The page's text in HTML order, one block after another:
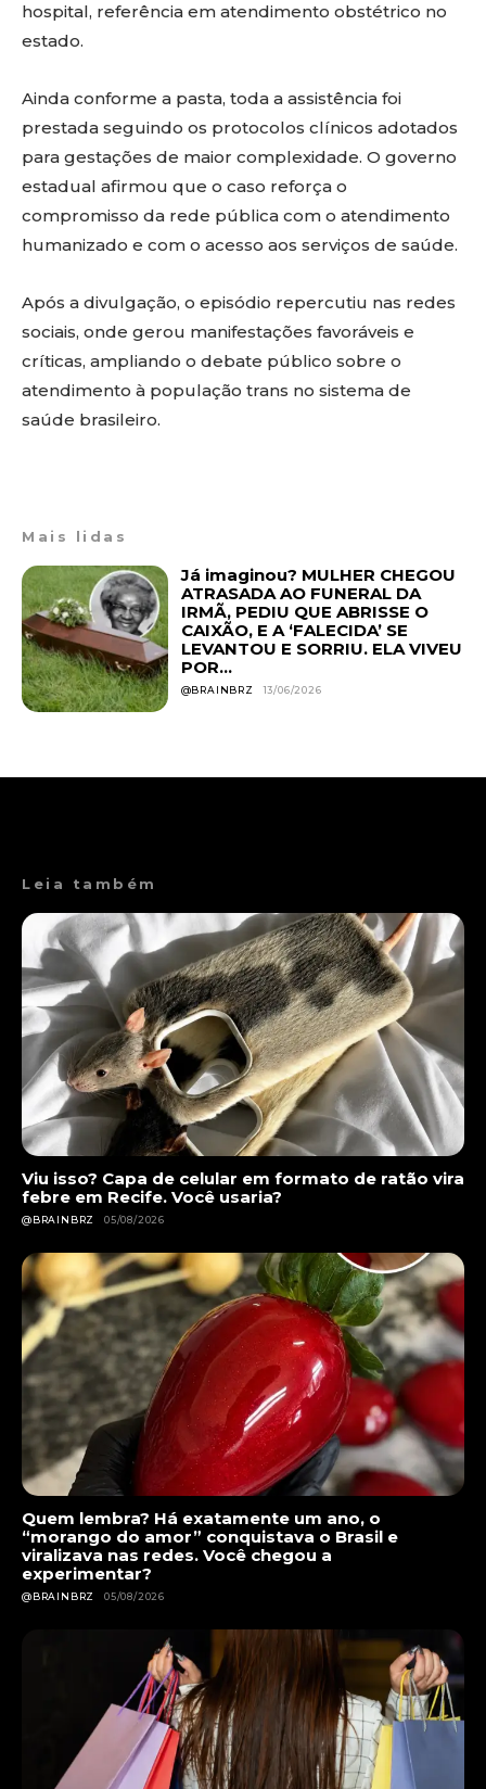
hospital, referência em atendimento obstétrico no
estado.
Ainda conforme a pasta, toda a assistência foi
prestada seguindo os protocolos clínicos adotados
para gestações de maior complexidade. O governo
estadual afirmou que o caso reforça o
compromisso da rede pública com o atendimento
humanizado e com o acesso aos serviços de saúde.
Após a divulgação, o episódio repercutiu nas redes
sociais, onde gerou manifestações favoráveis e
críticas, ampliando o debate público sobre o
atendimento à população trans no sistema de
saúde brasileiro.
Mais lidas
Já imaginou? MULHER CHEGOU
ATRASADA AO FUNERAL DA
IRMÃ, PEDIU QUE ABRISSE O
CAIXÃO, E A ‘FALECIDA’ SE
LEVANTOU E SORRIU. ELA VIVEU
POR...
@BRAINBRZ 13/06/2026
Leia também
Viu isso? Capa de celular em formato de ratão vira
febre em Recife. Você usaria?
@BRAINBRZ 05/08/2026
Quem lembra? Há exatamente um ano, o
“morango do amor” conquistava o Brasil e
viralizava nas redes. Você chegou a
experimentar?
@BRAINBRZ 05/08/2026